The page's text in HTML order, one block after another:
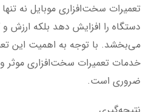
تعمیرات سخت‌افزاری موبایل نه
دستگاه را افزایش دهد بلکه ارزش و
می‌بخشد. با توجه به اهمیت این
خدمات تعمیرات سخت‌افزاری موثر
ضروری است.